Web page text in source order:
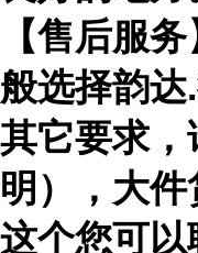
【售后服
般选择韵
其它要求
明），大件
这个您可